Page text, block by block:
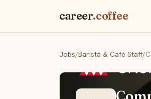
career.coffee
Jobs/Barista & Café Staff/